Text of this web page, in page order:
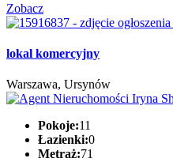
Zobacz
lokal komercyjny
Warszawa, Ursynów
Pokoje:11
Łazienki:0
Metraż:71